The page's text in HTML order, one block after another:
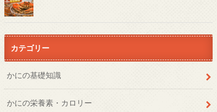
カテゴリー
かにの基礎知識
かにの栄養素・カロリー